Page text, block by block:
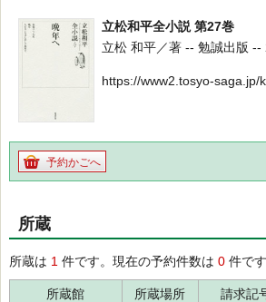
立松和平全小説 第27巻
立松 和平／著 -- 勉誠出版
https://www2.tosyo-
予約かごへ
所蔵
所蔵は 1 件です。現在の予約件数は 0 件です
所蔵館 所蔵場所 請求記